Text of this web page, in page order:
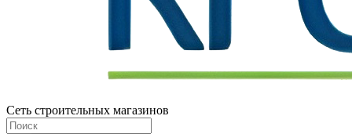
Сеть строительных магазинов